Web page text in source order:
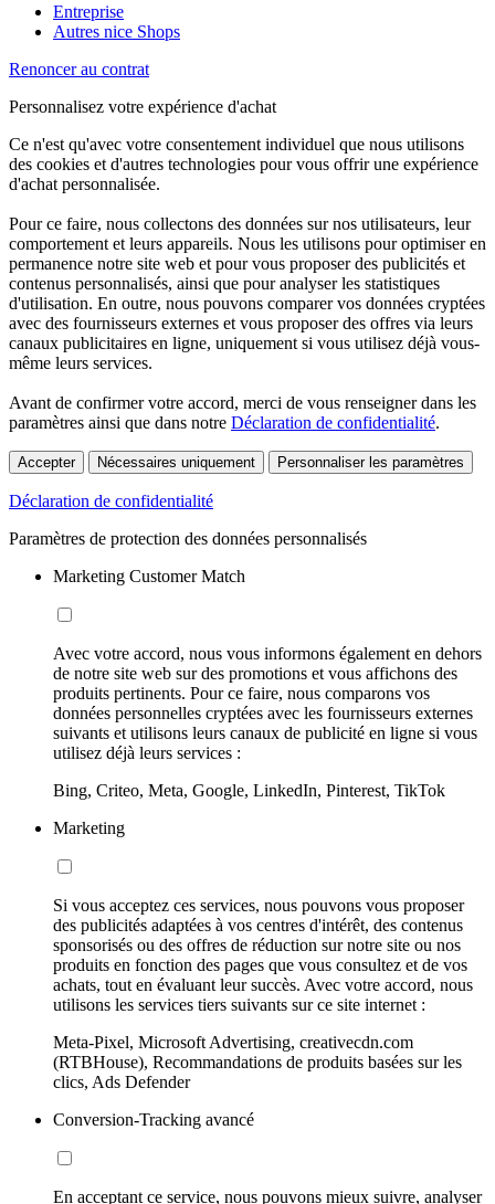
Entreprise
Autres nice Shops
Renoncer au contrat
Personnalisez votre expérience d'achat
Ce n'est qu'avec votre consentement individuel que nous utilisons
des cookies et d'autres technologies pour vous offrir une expérience
d'achat personnalisée.
Pour ce faire, nous collectons des données sur nos utilisateurs, leur
comportement et leurs appareils. Nous les utilisons pour optimiser en
permanence notre site web et pour vous proposer des publicités et
contenus personnalisés, ainsi que pour analyser les statistiques
d'utilisation. En outre, nous pouvons comparer vos données cryptées
avec des fournisseurs externes et vous proposer des offres via leurs
canaux publicitaires en ligne, uniquement si vous utilisez déjà vous-
même leurs services.
Avant de confirmer votre accord, merci de vous renseigner dans les
paramètres ainsi que dans notre Déclaration de confidentialité.
Accepter Nécessaires uniquement Personnaliser les paramètres
Déclaration de confidentialité
Paramètres de protection des données personnalisés
Marketing Customer Match
Avec votre accord, nous vous informons également en dehors
de notre site web sur des promotions et vous affichons des
produits pertinents. Pour ce faire, nous comparons vos
données personnelles cryptées avec les fournisseurs externes
suivants et utilisons leurs canaux de publicité en ligne si vous
utilisez déjà leurs services :
Bing, Criteo, Meta, Google, LinkedIn, Pinterest, TikTok
Marketing
Si vous acceptez ces services, nous pouvons vous proposer
des publicités adaptées à vos centres d'intérêt, des contenus
sponsorisés ou des offres de réduction sur notre site ou nos
produits en fonction des pages que vous consultez et de vos
achats, tout en évaluant leur succès. Avec votre accord, nous
utilisons les services tiers suivants sur ce site internet :
Meta-Pixel, Microsoft Advertising, creativecdn.com
(RTBHouse), Recommandations de produits basées sur les
clics, Ads Defender
Conversion-Tracking avancé
En acceptant ce service, nous pouvons mieux suivre, analyser